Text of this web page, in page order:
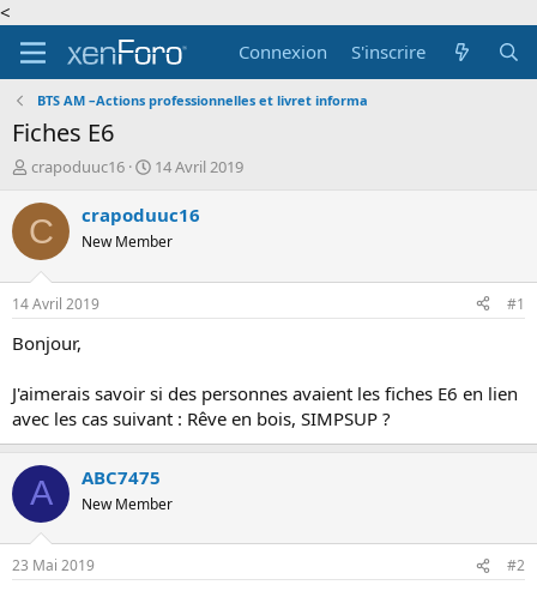
<
Connexion
S'inscrire
BTS AM –Actions professionnelles et livret informa
Fiches E6
A
t
e
r
d
e
l
i
s
c
u
s
s
n
crapoduuc16
D
t
d
é
14 Avril 2019
C crapoduuc16
New Member
14 Avril 2019 #1
Bonjour,
J'aimerais savoir si des personnes avaient les fiches E6 en lien
avec les cas suivant : Rêve en bois, SIMPSUP ?
A ABC7475
New Member
23 Mai 2019 #2